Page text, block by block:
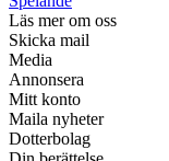
Läs mer om oss
Skicka mail
Media
Annonsera
Mitt konto
Maila nyheter
Dotterbolag